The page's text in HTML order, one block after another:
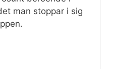
man stoppar i sig